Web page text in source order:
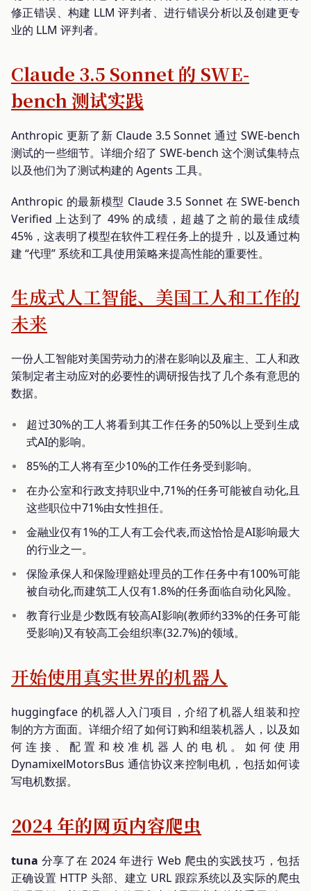
修正错误、构建 LLM 评判者、进行错误分析以及创建更专
业的 LLM 评判者。
Claude 3.5 Sonnet 的 SWE-
bench 测试实践
Anthropic 更新了新 Claude 3.5 Sonnet 通过 SWE-bench
测试的一些细节。详细介绍了 SWE-bench 这个测试集特点
以及他们为了测试构建的 Agents 工具。
Anthropic 的最新模型 Claude 3.5 Sonnet 在 SWE-bench
Verified 上达到了 49% 的成绩，超越了之前的最佳成绩
45%，这表明了模型在软件工程任务上的提升，以及通过构
建 “代理” 系统和工具使用策略来提高性能的重要性。
生成式人工智能、美国工人和工作的
未来
一份人工智能对美国劳动力的潜在影响以及雇主、工人和政
策制定者主动应对的必要性的调研报告找了几个条有意思的
数据。
超过30%的工人将看到其工作任务的50%以上受到生成
式AI的影响。
85%的工人将有至少10%的工作任务受到影响。
在办公室和行政支持职业中,71%的任务可能被自动化,且
这些职位中71%由女性担任。
金融业仅有1%的工人有工会代表,而这恰恰是AI影响最大
的行业之一。
保险承保人和保险理赔处理员的工作任务中有100%可能
被自动化,而建筑工人仅有1.8%的任务面临自动化风险。
教育行业是少数既有较高AI影响(教师约33%的任务可能
受影响)又有较高工会组织率(32.7%)的领域。
开始使用真实世界的机器人
huggingface 的机器人入门项目，介绍了机器人组装和控
制的方方面面。详细介绍了如何订购和组装机器人，以及如
何连接、配置和校准机器人的电机。如何使用
DynamixelMotorsBus 通信协议来控制电机，包括如何读
写电机数据。
2024 年的网页内容爬虫
tuna 分享了在 2024 年进行 Web 爬虫的实践技巧，包括
正确设置 HTTP 头部、建立 URL 跟踪系统以及实际的爬虫